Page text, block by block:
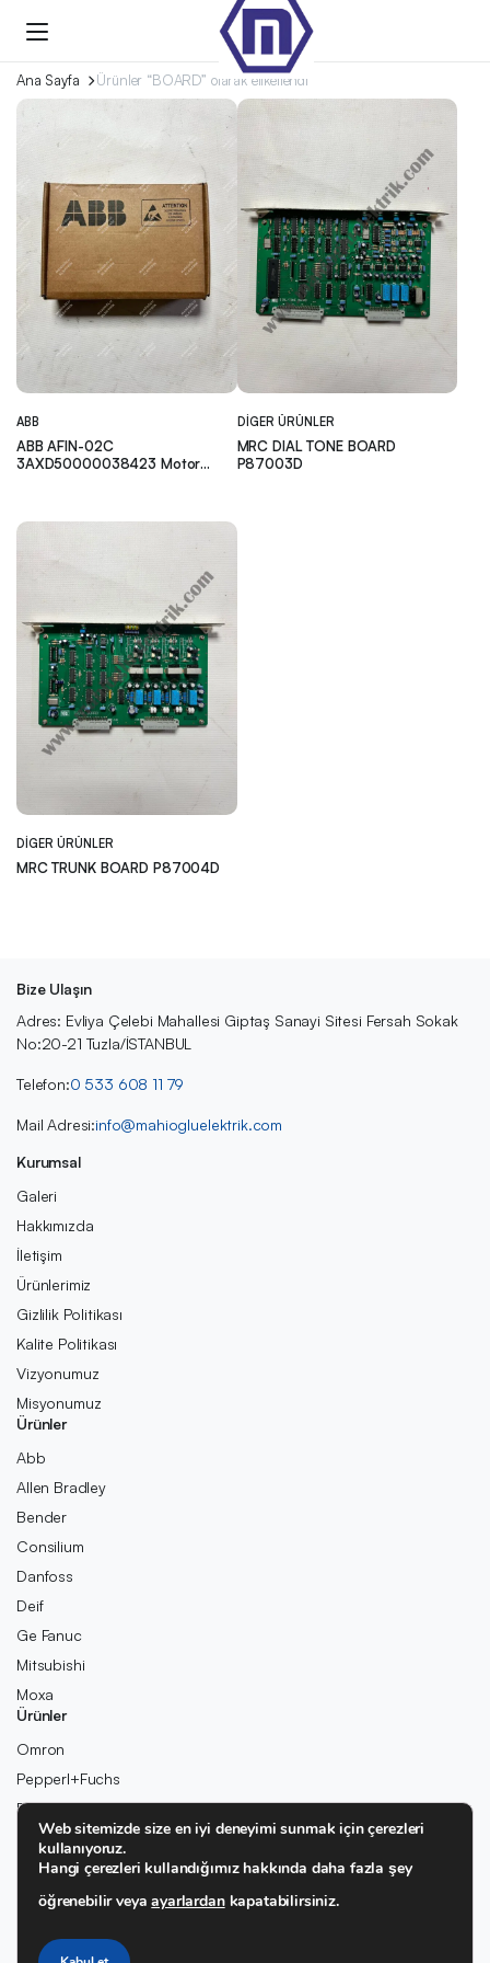
Ana Sayfa Ürünler “BOARD” olarak etiketlendi
ABB
ABB AFIN-02C
3AXD50000038423 Motor
DIGER ÜRÜNLER
MRC DIAL TONE BOARD
P87003D
DIGER ÜRÜNLER
MRC TRUNK BOARD P87004D
Bize Ulaşın
Adres: Evliya Çelebi Mahallesi Giptaş Sanayi Sitesi Fersah Sokak
No:20-21 Tuzla/İSTANBUL
Telefon:0 533 608 11 79
Mail Adresi:info@mahiogluelektrik.com
Kurumsal
Galeri
Hakkımızda
İletişim
Ürünlerimiz
Gizlilik Politikası
Kalite Politikası
Vizyonumuz
Misyonumuz
Ürünler
Abb
Allen Bradley
Bender
Consilium
Danfoss
Deif
Ge Fanuc
Mitsubishi
Moxa
Ürünler
Omron
Pepperl+Fuchs
Pilz
Rexroth
Rolls-Royce
Schneider
Wago
Web sitemizde size en iyi deneyimi sunmak için çerezleri
kullanıyoruz.
Hangi çerezleri kullandığımız hakkında daha fazla şey
öğrenebilir veyaayarlardankapatabilirsiniz.